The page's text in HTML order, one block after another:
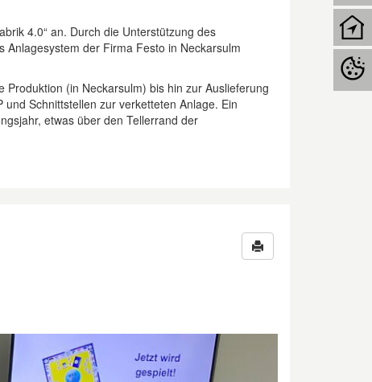
4.0“ an. Durch die Unterstützung des
der Firma Festo in Neckarsulm
(in Neckarsulm) bis hin zur Auslieferung
Schnittstellen zur verketteten Anlage. Ein
etwas über den Tellerrand der